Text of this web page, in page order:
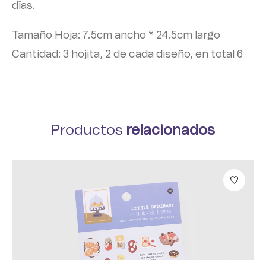
días.
Tamaño Hoja: 7.5cm ancho * 24.5cm largo
Cantidad: 3 hojita, 2 de cada diseño, en total 6
Productos relacionados